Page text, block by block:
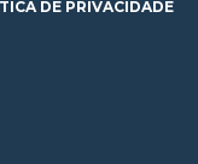
DE PRIVACIDADE